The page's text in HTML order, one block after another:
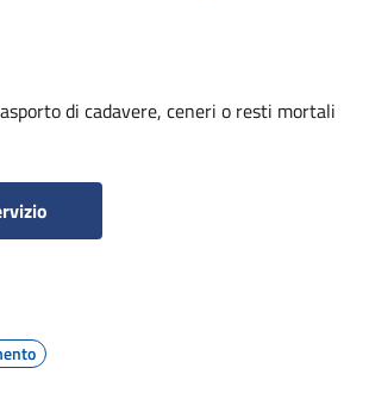
di cadavere, ceneri o resti mortali